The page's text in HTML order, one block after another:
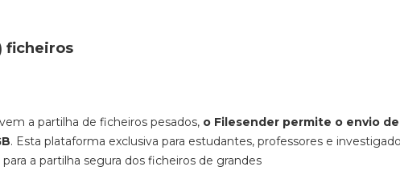
ficheiros
a partilha de ficheiros pesados, o Filesender permite o envio de
. Esta plataforma exclusiva para estudantes, professores e
a partilha segura dos ficheiros de grandes